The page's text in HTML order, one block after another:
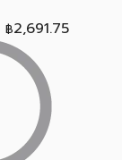
฿2,691.75